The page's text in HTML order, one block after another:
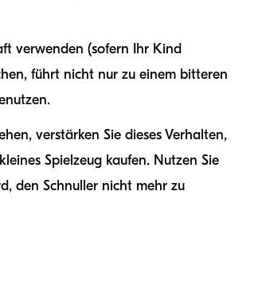
verwenden (sofern Ihr Kind
führt nicht nur zu einem bitteren
verstärken Sie dieses Verhalten,
Spielzeug kaufen. Nutzen Sie
den Schnuller nicht mehr zu